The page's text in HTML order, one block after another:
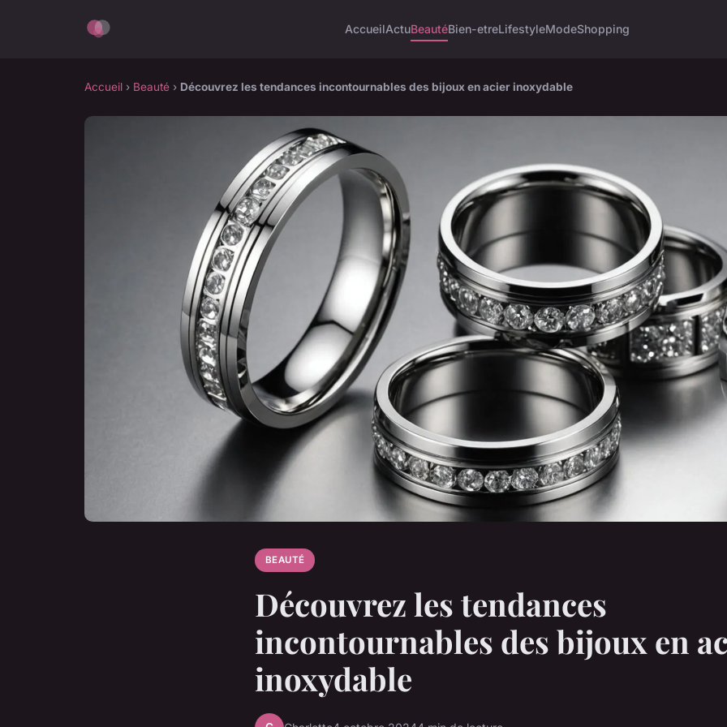
AccueilActuBeautéBien-etreLifestyleModeShopping
Accueil › Beauté › Découvrez les tendances incontournables des bijoux en acier inoxydable
BEAUTÉ
Découvrez les tendances
incontournables des bijoux en
inoxydable